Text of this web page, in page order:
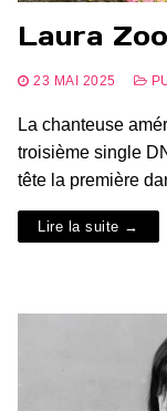
Laura
23 MAI 2025
La chanteuse
troisième single
tête la première
Lire la suite →